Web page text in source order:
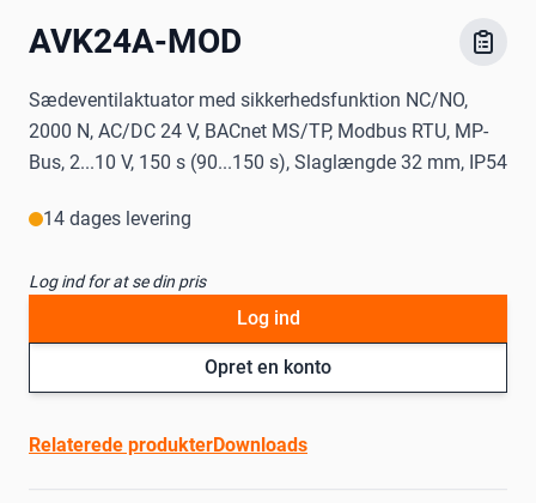
AVK24A-MOD
Sædeventilaktuator med sikkerhedsfunktion NC/NO,
2000 N, AC/DC 24 V, BACnet MS/TP, Modbus RTU, MP-
Bus, 2...10 V, 150 s (90...150 s), Slaglængde 32 mm, IP54
14 dages levering
Log ind for at se din pris
Opret en konto
Log ind
Relaterede produkterDownloads